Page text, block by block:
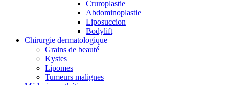
Cruroplastie
Abdominoplastie
Liposuccion
Bodylift
Chirurgie dermatologique
Grains de beauté
Kystes
Lipomes
Tumeurs malignes